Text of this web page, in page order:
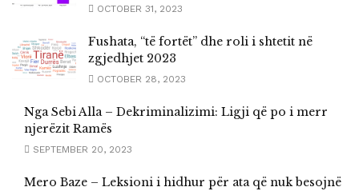
OCTOBER 31, 2023
Fushata, “të fortët” dhe roli i shtetit në
zgjedhjet 2023
OCTOBER 28, 2023
Nga Sebi Alla – Dekriminalizimi: Ligji që po i merr
njerëzit Ramës
SEPTEMBER 20, 2023
Mero Baze – Leksioni i hidhur për ata që nuk besojnë